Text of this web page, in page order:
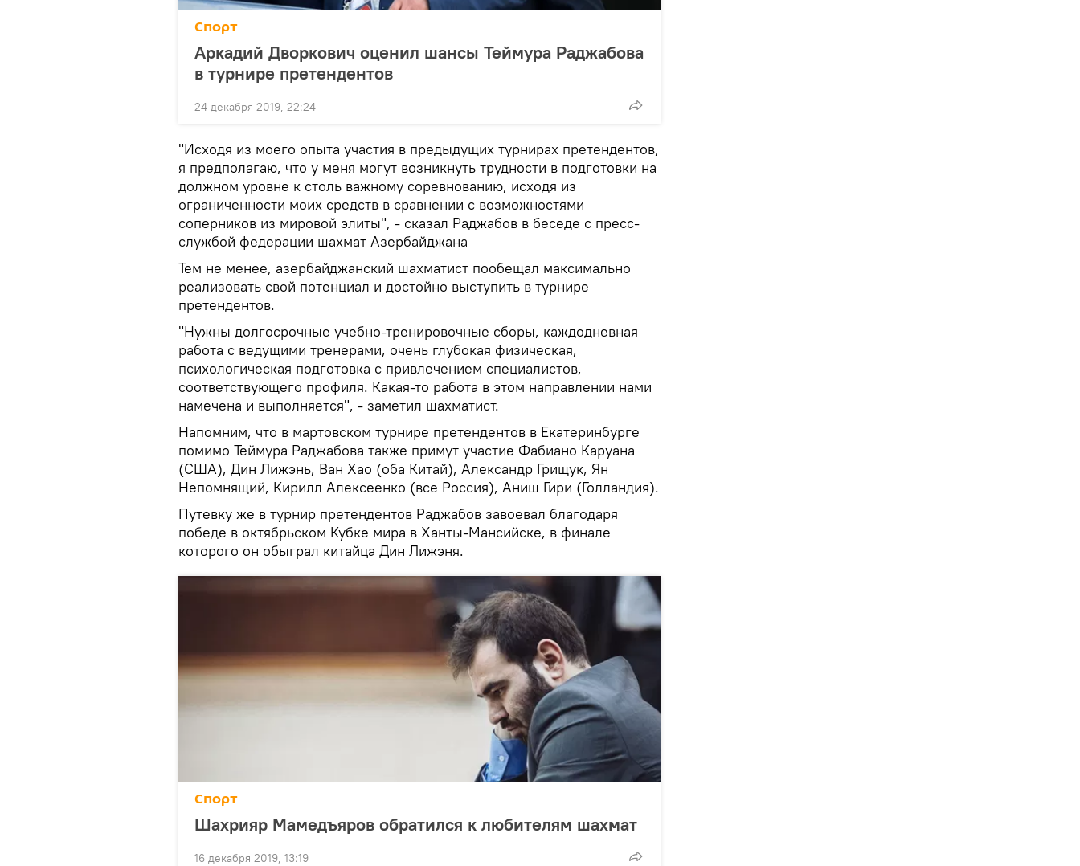
Спорт
Аркадий Дворкович оценил шансы Теймура Раджабова
в турнире претендентов
24 декабря 2019, 22:24
"Исходя из моего опыта участия в предыдущих турнирах претендентов,
я предполагаю, что у меня могут возникнуть трудности в подготовки на
должном уровне к столь важному соревнованию, исходя из
ограниченности моих средств в сравнении с возможностями
соперников из мировой элиты", - сказал Раджабов в беседе с пресс-
службой федерации шахмат Азербайджана
Тем не менее, азербайджанский шахматист пообещал максимально
реализовать свой потенциал и достойно выступить в турнире
претендентов.
"Нужны долгосрочные учебно-тренировочные сборы, каждодневная
работа с ведущими тренерами, очень глубокая физическая,
психологическая подготовка с привлечением специалистов,
соответствующего профиля. Какая-то работа в этом направлении нами
намечена и выполняется", - заметил шахматист.
Напомним, что в мартовском турнире претендентов в Екатеринбурге
помимо Теймура Раджабова также примут участие Фабиано Каруана
(США), Дин Лижэнь, Ван Хао (оба Китай), Александр Грищук, Ян
Непомнящий, Кирилл Алексеенко (все Россия), Аниш Гири (Голландия).
Путевку же в турнир претендентов Раджабов завоевал благодаря
победе в октябрьском Кубке мира в Ханты-Мансийске, в финале
которого он обыграл китайца Дин Лижэня.
Спорт
Шахрияр Мамедъяров обратился к любителям шахмат
16 декабря 2019, 13:19